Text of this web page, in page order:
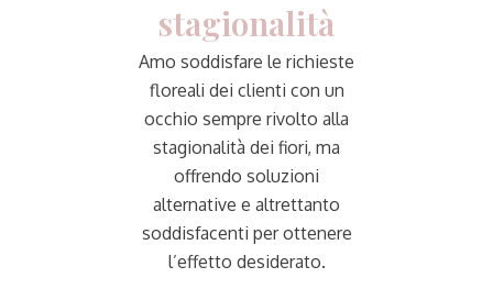
stagionalità
Amo soddisfare le richieste
floreali dei clienti con un
occhio sempre rivolto alla
stagionalità dei fiori, ma
offrendo soluzioni
alternative e altrettanto
soddisfacenti per ottenere
l’effetto desiderato.